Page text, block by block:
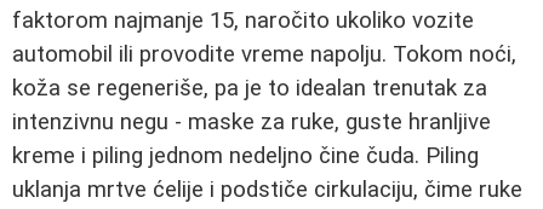
faktorom najmanje 15, naročito ukoliko vozite
automobil ili provodite vreme napolju. Tokom noći,
koža se regeneriše, pa je to idealan trenutak za
intenzivnu negu - maske za ruke, guste hranljive
kreme i piling jednom nedeljno čine čuda. Piling
uklanja mrtve ćelije i podstiče cirkulaciju, čime ruke